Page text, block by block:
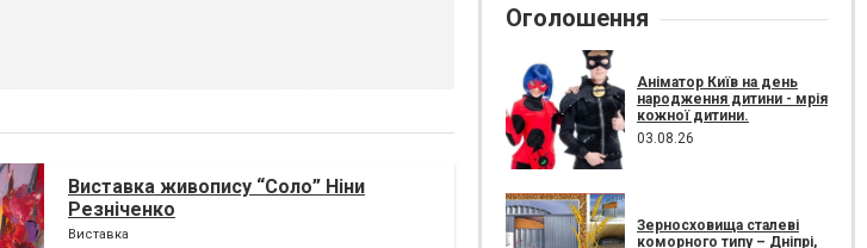
Виставка живопису “Соло” Ніни
Резніченко
Виставка
Оголошення
Аніматор Київ на день
народження дитини - мрія
кожної дитини.
03.08.26
Зерносховища сталеві
коморного типу – Дніпрі,